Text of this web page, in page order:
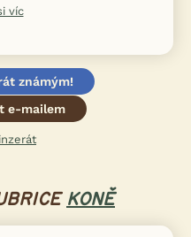
víc
známým!
e-mailem
KONĚ